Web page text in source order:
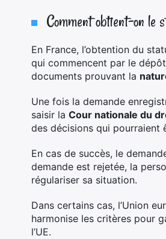
Comment obtient-on
En France, l’obtention du
qui commencent par le dépôt
documents prouvant la
Une fois la demande
saisir la Cour nationale du
des décisions qui pourraient
En cas de succès, le
demande est rejetée, la
régulariser sa situation.
Dans certains cas, l’Union
harmonise les critères pour
l’UE.